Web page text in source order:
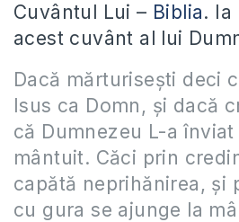
Cuvântul Lui – Biblia. Ia
acest cuvânt al lui
Dacă mărturiseşti deci
Isus ca Domn, şi dacă
că Dumnezeu L-a
mântuit. Căci prin
capătă neprihănirea, şi
cu gura se ajunge la